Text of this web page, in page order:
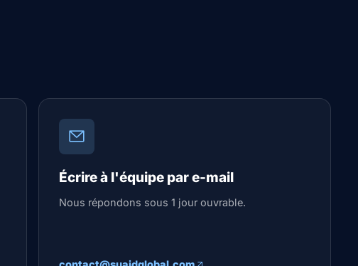
Écrire à l'équipe par e-mail
Nous répondons sous 1 jour ouvrable.